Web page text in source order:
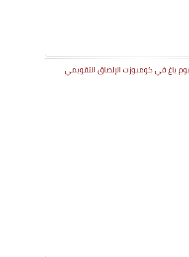
ياغ في كومبوزت الإلصاق التقويمي